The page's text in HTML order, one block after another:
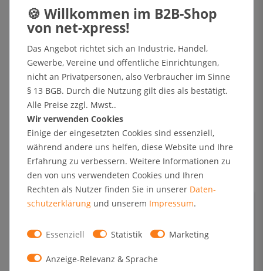
Sichtbar durch die dunkle Jahreszeit: Warum
Leuchtrahmen LED jetzt unverzichtbar sind
03 Apr, 2025
Das Angebot richtet sich an Industrie, Handel,
Gewerbe, Vereine und öffentliche Einrichtungen,
nicht an Privatpersonen, also Verbraucher im Sinne
§ 13 BGB. Durch die Nutzung gilt dies als bestätigt.
Alle Preise zzgl. Mwst..
Wir verwenden Cookies
Einige der eingesetzten Cookies sind essenziell,
während andere uns helfen, diese Website und Ihre
Erfahrung zu verbessern. Weitere Informationen zu
den von uns verwendeten Cookies und Ihren
Rechten als Nutzer finden Sie in unserer Daten­
schutz­erklärung und unserem Impressum.
Essenziell Statistik Marketing
Anzeige-Relevanz & Sprache